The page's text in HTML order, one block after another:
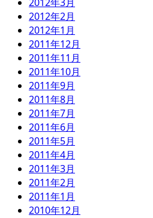
2012年2月
2012年1月
2011年12月
2011年11月
2011年10月
2011年9月
2011年8月
2011年7月
2011年6月
2011年5月
2011年4月
2011年3月
2011年2月
2011年1月
2010年12月